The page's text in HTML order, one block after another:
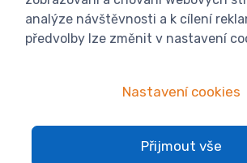
analýze návštěvnosti a k cílení
předvolby lze změnit v nastavení
Nastavení cookies
Přijmout vše